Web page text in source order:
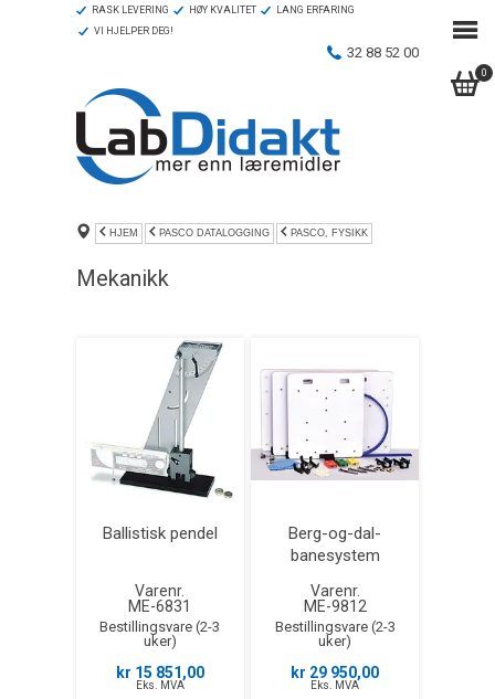
0
RASK LEVERING HØY KVALITET
LANG ERFARING
VI HJELPER DEG!
32 88 52 00
HJEM PASCO DATALOGGING PASCO, FYSIKK
Mekanikk
Ballistisk pendel
Varenr.
ME-6831
Bestillingsvare (2-3
uker)
kr 15 851,00
Eks. MVA
Berg-og-dal-
banesystem
Varenr.
ME-9812
Bestillingsvare (2-3
uker)
kr 29 950,00
Eks. MVA